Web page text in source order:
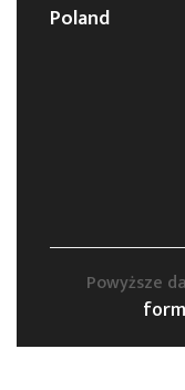
Poland
Powyższe